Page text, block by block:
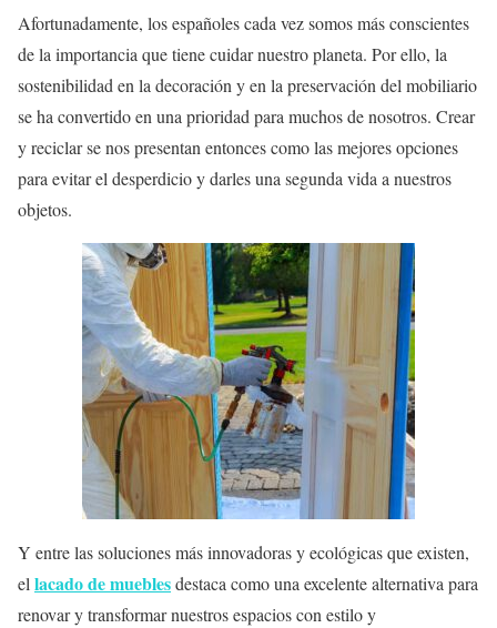
Afortunadamente, los españoles cada vez somos más conscientes
de la importancia que tiene cuidar nuestro planeta. Por ello, la
sostenibilidad en la decoración y en la preservación del mobiliario
se ha convertido en una prioridad para muchos de nosotros. Crear
y reciclar se nos presentan entonces como las mejores opciones
para evitar el desperdicio y darles una segunda vida a nuestros
objetos.
Y entre las soluciones más innovadoras y ecológicas que existen,
el lacado de mueblesdestaca como una excelente alternativa para
renovar y transformar nuestros espacios con estilo y